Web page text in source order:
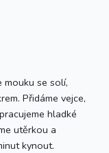
mouku se solí,
Přidáme vejce,
hladké
utěrkou a
kynout.